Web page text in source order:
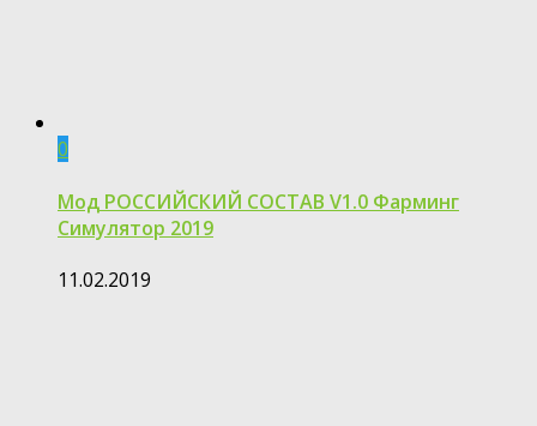
0
Мод РОССИЙСКИЙ СОСТАВ V1.0 Фарминг
Симулятор 2019
11.02.2019